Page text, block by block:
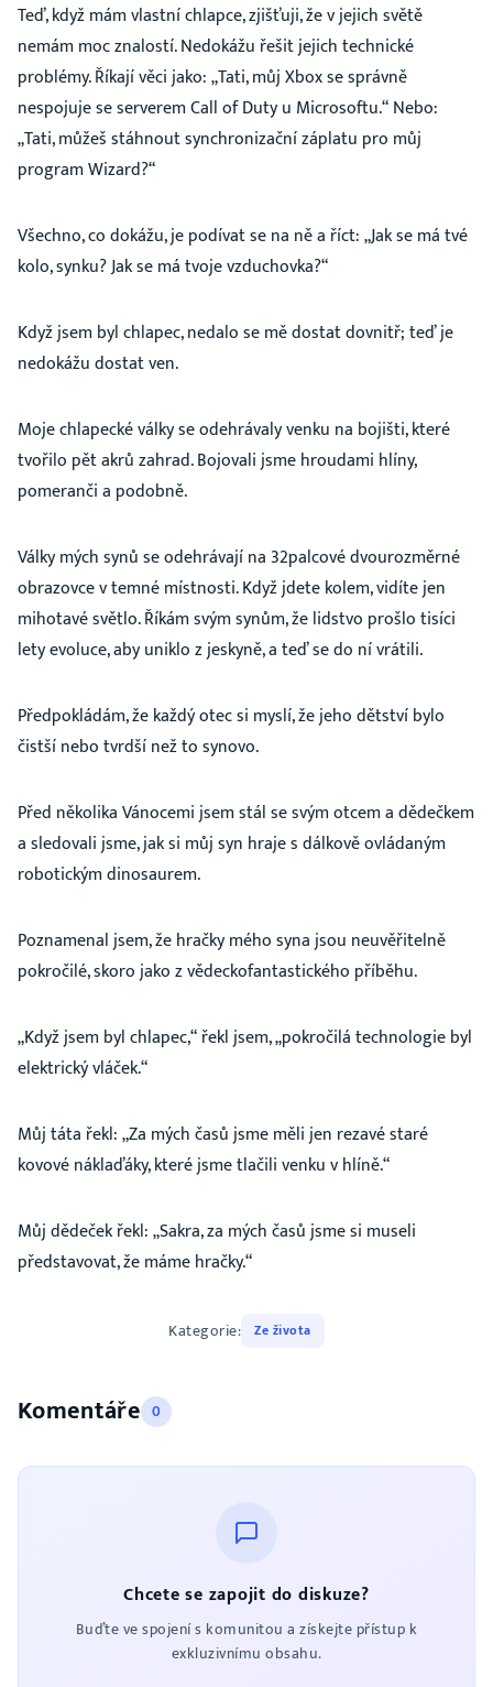
Teď, když mám vlastní chlapce, zjišťuji, že v jejich světě
nemám moc znalostí. Nedokážu řešit jejich technické
problémy. Říkají věci jako: „Tati, můj Xbox se správně
nespojuje se serverem Call of Duty u Microsoftu.“ Nebo:
„Tati, můžeš stáhnout synchronizační záplatu pro můj
program Wizard?“
Všechno, co dokážu, je podívat se na ně a říct: „Jak se má tvé
kolo, synku? Jak se má tvoje vzduchovka?“
Když jsem byl chlapec, nedalo se mě dostat dovnitř; teď je
nedokážu dostat ven.
Moje chlapecké války se odehrávaly venku na bojišti, které
tvořilo pět akrů zahrad. Bojovali jsme hroudami hlíny,
pomeranči a podobně.
Války mých synů se odehrávají na 32palcové dvourozměrné
obrazovce v temné místnosti. Když jdete kolem, vidíte jen
mihotavé světlo. Říkám svým synům, že lidstvo prošlo tisíci
lety evoluce, aby uniklo z jeskyně, a teď se do ní vrátili.
Předpokládám, že každý otec si myslí, že jeho dětství bylo
čistší nebo tvrdší než to synovo.
Před několika Vánocemi jsem stál se svým otcem a dědečkem
a sledovali jsme, jak si můj syn hraje s dálkově ovládaným
robotickým dinosaurem.
Poznamenal jsem, že hračky mého syna jsou neuvěřitelně
pokročilé, skoro jako z vědeckofantastického příběhu.
„Když jsem byl chlapec,“ řekl jsem, „pokročilá technologie byl
elektrický vláček.“
Můj táta řekl: „Za mých časů jsme měli jen rezavé staré
kovové náklaďáky, které jsme tlačili venku v hlíně.“
Můj dědeček řekl: „Sakra, za mých časů jsme si museli
představovat, že máme hračky.“
Kategorie: Ze života
Komentáře 0
Chcete se zapojit do diskuze?
Buďte ve spojení s komunitou a získejte přístup k
exkluzivnímu obsahu.